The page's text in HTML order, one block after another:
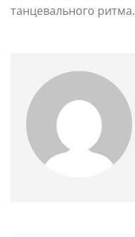
танцевального ритма.